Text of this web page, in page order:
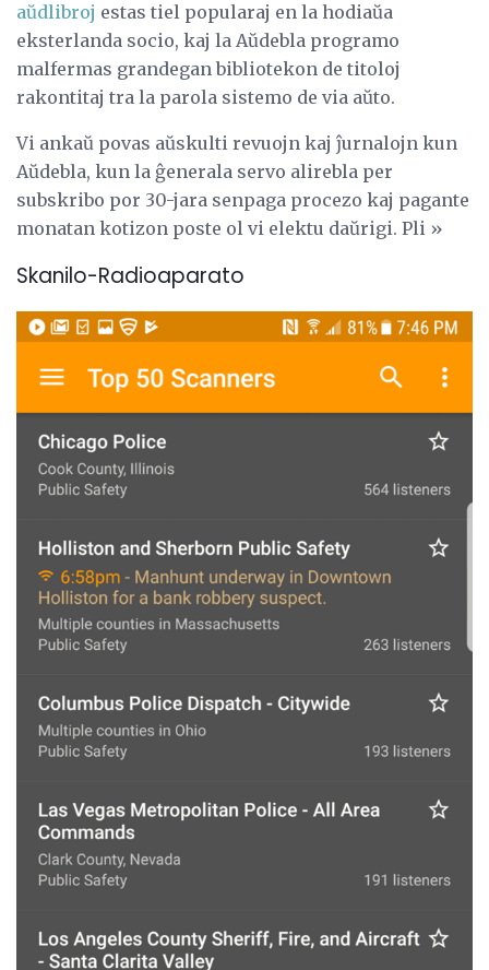
aŭdlibroj estas tiel popularaj en la hodiaŭa
eksterlanda socio, kaj la Aŭdebla programo
malfermas grandegan bibliotekon de titoloj
rakontitaj tra la parola sistemo de via aŭto.
Vi ankaŭ povas aŭskulti revuojn kaj ĵurnalojn kun
Aŭdebla, kun la ĝenerala servo alirebla per
subskribo por 30-jara senpaga procezo kaj pagante
monatan kotizon poste ol vi elektu daŭrigi. Pli »
Skanilo-Radioaparato